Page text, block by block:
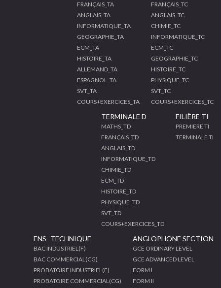
FRANÇAIS_TA
ANGLAIS_TA
INFORMATIQUE_TA
GEOGRAPHIE_TA
ECM_TA
HISTOIRE_TA
ALLEMAND_TA
ESPAGNOL_TA
SVT_TA
COURS+EXERCICES_TA
FRANÇAIS_TC
ANGLAIS_TC
CHIMIE_TC
INFORMATIQUE_TC
ECM_TC
GEOGRAPHIE_TC
HISTOIRE_TC
PHYSIQUE_TC
SVT_TC
COURS+EXERCICES_TC
TERMINALE D
MATHS_TD
FRANÇAIS_TD
ANGLAIS_TD
INFORMATIQUE_TD
CHIMIE_TD
ECM_TD
HISTOIRE_TD
PHYSIQUE_TD
SVT_TD
COURS+EXERCICES_TD
FILIÈRE TI
PREMIERE TI
TERMINALE TI
ENS- TECHNIQUE
BAC INDUSTRIEL(F)
BAC COMMERCIAL(CG)
PROBATOIRE INDUSTRIEL(F)
PROBATOIRE COMMERCIAL(CG)
ANGLOPHONE SECTION
GCE ORDINARY LEVEL
GCE ADVANCED LEVEL
FORM I
FORM II